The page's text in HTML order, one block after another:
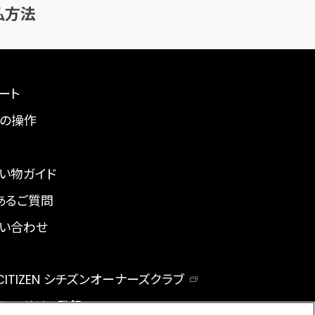
方法
ト
操作
物ガイド
るご質問
合わせ
シチズンオーナーズクラブ
マガジン登録